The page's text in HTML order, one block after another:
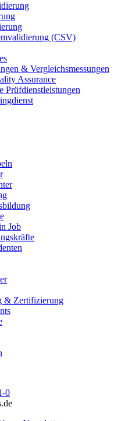
(CSV)
& Vergleichsmessungen
Assurance
Prüfdienstleistungen
Job
& Zertifizierung
0